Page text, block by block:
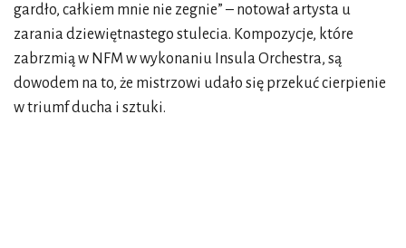
gardło, całkiem mnie nie zegnie” – notował artysta u
zarania dziewiętnastego stulecia. Kompozycje, które
zabrzmią w NFM w wykonaniu Insula Orchestra, są
dowodem na to, że mistrzowi udało się przekuć cierpienie
w triumf ducha i sztuki.